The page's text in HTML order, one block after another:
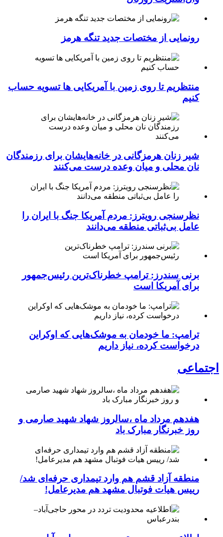
رونمایی از مختصات جدید تنگه هرمز
منتظریم تا روی زمین با آمریکایی ها تسویه حساب
کنیم
شیر زنان هرمزگانی در خانه‌هایشان برای رزمندگان
نان محلی و میان وعده درست می‌کنند
نظرسنجی رویترز: مردم آمریکا جنگ با ایران را
عامل بی‌ثباتی منطقه می‌دانند
برنی سندرز: ترامپ خطرناک‌ترین رئیس‌جمهور
برای آمریکا است
ترامپ: ما خودمان به موشک‌هایی که اوکراین
درخواست کرده، نیاز داریم
اجتماعی
هفدهم مرداد ماه ،سالروز شهاد شهید صارمی و
روز خبرنگار مبارک باد
منطقه آزاد قشم هم وارد تیمداری حرفه‌ای شد/
رییس هیات فوتبال مشهد هم مدیرعامل!